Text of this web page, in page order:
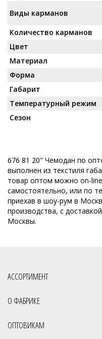
Виды карманов
Количество карманов
Цвет
Материал
Форма
Габарит
Температурный режим
Сезон
676 81 20" Чемодан по
выполнен из текстиля
товар оптом можно on-
самостоятельно, или по
приехав в шоу-рум в
производства, с
Москвы.
АССОРТИМЕНТ
О ФАБРИКЕ
ОПТОВИКАМ